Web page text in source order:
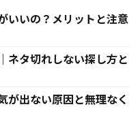
いいの？メリットと注意
ネタ切れしない探し方と
が出ない原因と無理なく